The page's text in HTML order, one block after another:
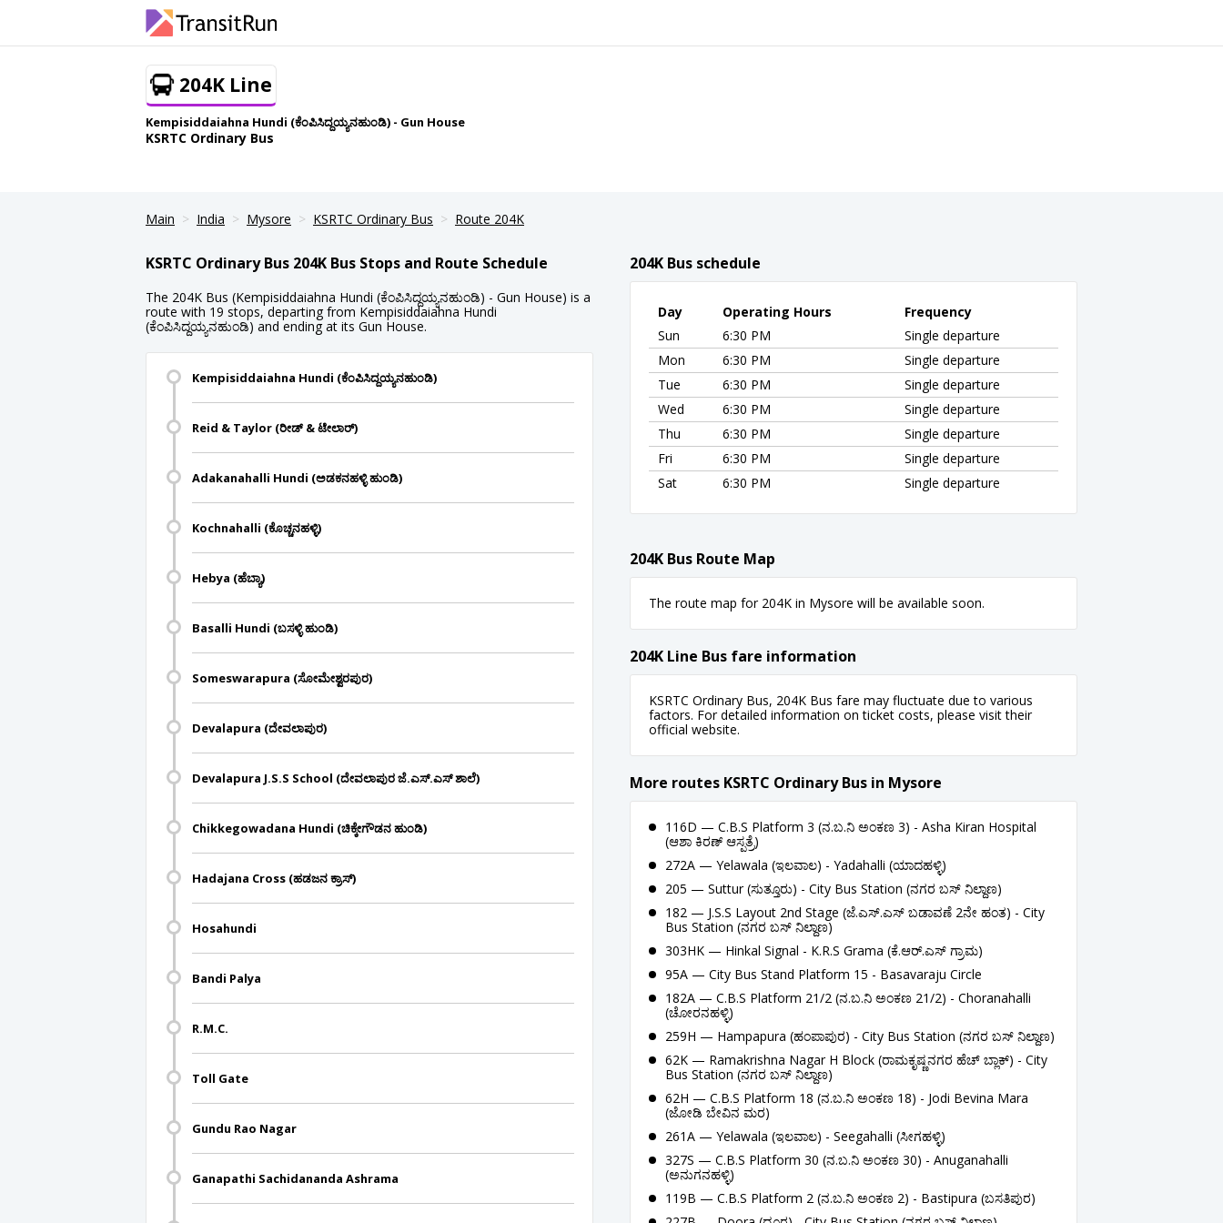
204K Line
Kempisiddaiahna Hundi (ಕೆಂಪಿಸಿದ್ದಯ್ಯನಹುಂಡಿ) - Gun House
KSRTC Ordinary Bus
Main India Mysore KSRTC Ordinary Bus Route 204K
KSRTC Ordinary Bus 204K Bus Stops and Route Schedule
The 204K Bus (Kempisiddaiahna Hundi (ಕೆಂಪಿಸಿದ್ದಯ್ಯನಹುಂಡಿ) - Gun House) is a
route with 19 stops, departing from Kempisiddaiahna Hundi
(ಕೆಂಪಿಸಿದ್ದಯ್ಯನಹುಂಡಿ) and ending at its Gun House.
Kempisiddaiahna Hundi (ಕೆಂಪಿಸಿದ್ದಯ್ಯನಹುಂಡಿ)
Reid & Taylor (ರೀಡ್ & ಟೇಲಾರ್)
Adakanahalli Hundi (ಅಡಕನಹಳ್ಳಿ ಹುಂಡಿ)
Kochnahalli (ಕೊಚ್ಚನಹಳ್ಳಿ)
Hebya (ಹೆಬ್ಯಾ)
Basalli Hundi (ಬಸಳ್ಳಿ ಹುಂಡಿ)
Someswarapura (ಸೋಮೇಶ್ವರಪುರ)
Devalapura (ದೇವಲಾಪುರ)
Devalapura J.S.S School (ದೇವಲಾಪುರ ಜೆ.ಎಸ್.ಎಸ್ ಶಾಲೆ)
Chikkegowadana Hundi (ಚಿಕ್ಕೇಗೌಡನ ಹುಂಡಿ)
Hadajana Cross (ಹಡಜನ ಕ್ರಾಸ್)
Hosahundi
Bandi Palya
R.M.C.
Toll Gate
Gundu Rao Nagar
Ganapathi Sachidananda Ashrama
204K Bus schedule
Day Operating Hours
Frequency
Sun
6:30 PM
Single departure
Mon
6:30 PM
Single departure
Tue
6:30 PM
Single departure
Wed
6:30 PM
Single departure
Thu
6:30 PM
Single departure
Fri
6:30 PM
Single departure
Sat
6:30 PM Single departure
204K Bus Route Map
The route map for 204K in Mysore will be available soon.
204K Line Bus fare information
KSRTC Ordinary Bus, 204K Bus fare may fluctuate due to various
factors. For detailed information on ticket costs, please visit their
official website.
More routes KSRTC Ordinary Bus in Mysore
116D — C.B.S Platform 3 (ನ.ಬ.ನಿ ಅಂಕಣ 3) - Asha Kiran Hospital
(ಆಶಾ ಕಿರಣ್ ಆಸ್ಪತ್ರೆ)
272A — Yelawala (ಇಲವಾಲ) - Yadahalli (ಯಾದಹಳ್ಳಿ)
205 — Suttur (ಸುತ್ತೂರು) - City Bus Station (ನಗರ ಬಸ್ ನಿಲ್ದಾಣ)
182 — J.S.S Layout 2nd Stage (ಜೆ.ಎಸ್.ಎಸ್ ಬಡಾವಣೆ 2ನೇ ಹಂತ) - City
Bus Station (ನಗರ ಬಸ್ ನಿಲ್ದಾಣ)
303HK — Hinkal Signal - K.R.S Grama (ಕೆ.ಆರ್.ಎಸ್ ಗ್ರಾಮ)
95A — City Bus Stand Platform 15 - Basavaraju Circle
182A — C.B.S Platform 21/2 (ನ.ಬ.ನಿ ಅಂಕಣ 21/2) - Choranahalli
(ಚೋರನಹಳ್ಳಿ)
259H — Hampapura (ಹಂಪಾಪುರ) - City Bus Station (ನಗರ ಬಸ್ ನಿಲ್ದಾಣ)
62K — Ramakrishna Nagar H Block (ರಾಮಕೃಷ್ಣನಗರ ಹೆಚ್ ಬ್ಲಾಕ್) - City
Bus Station (ನಗರ ಬಸ್ ನಿಲ್ದಾಣ)
62H — C.B.S Platform 18 (ನ.ಬ.ನಿ ಅಂಕಣ 18) - Jodi Bevina Mara
(ಜೋಡಿ ಬೇವಿನ ಮರ)
261A — Yelawala (ಇಲವಾಲ) - Seegahalli (ಸೀಗಹಳ್ಳಿ)
327S — C.B.S Platform 30 (ನ.ಬ.ನಿ ಅಂಕಣ 30) - Anuganahalli
(ಅನುಗನಹಳ್ಳಿ)
119B — C.B.S Platform 2 (ನ.ಬ.ನಿ ಅಂಕಣ 2) - Bastipura (ಬಸತಿಪುರ)